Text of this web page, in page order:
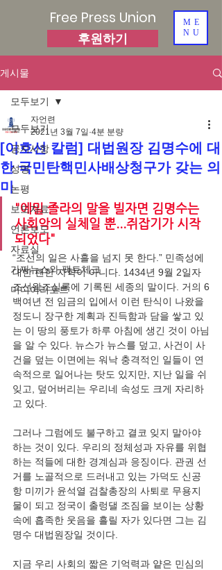
Free Press Union
후원하기
ME
NU
게시물
모두보기
공지사항
성명
논평
보도자료
언론보도
자료실
가짜뉴스와 팩트체크
미디어리포트
모두보기
[이호선 칼럼] 대법원장 김명수에 대
한 국민탄핵민사배상청구가 갖는 의
미
자언련
2021년 3월 7일 4분 분량
"에밀 졸라의 말을 빌자면 김명수는
사회악의 실체일 뿐...쥐잡기가 시작
되었다"
“조선의 일은 사흘을 넘지 못 한다.” 민족성에
대한 괜한 자학이 아니다. 1434년 9월 2일자
조선왕조실록에 기록된 세종의 말이다. 거의 6
백여년 전 임금의 입에서 이런 탄식이 나왔을
정도니 장구한 계획과 진득함과 담을 쌓고 있
는 이 땅의 풍토가 하루 아침에 생긴 것이 아님
을 알 수 있다. 뉴스가 뉴스를 덮고, 사건이 사
건을 덮는 이면에는 워낙 충격적인 일들이 연
속적으로 일어나는 탓도 있지만, 지난 일을 쉬
잊고, 덮어버리는 우리네 속성도 크게 자리하
고 있다.
그러나 그럼에도 불구하고 결코 잊지 말아야
하는 것이 있다. 우리의 정체성과 자유를 위협
하는 적들에 대한 경계심과 응징이다. 관권 선
거를 노골적으로 드러내고 있는 가덕도 신공
항 미끼가 윤석열 검찰총장의 사퇴로 무용지
물이 되고 정국이 출렁댈 조짐을 보이는 상황
속에 흡족한 웃음을 흘릴 자가 있다면 그는 김
명수 대법원장일 것이다.
지금 우리 사회의 짧은 기억력과 얕은 민심의